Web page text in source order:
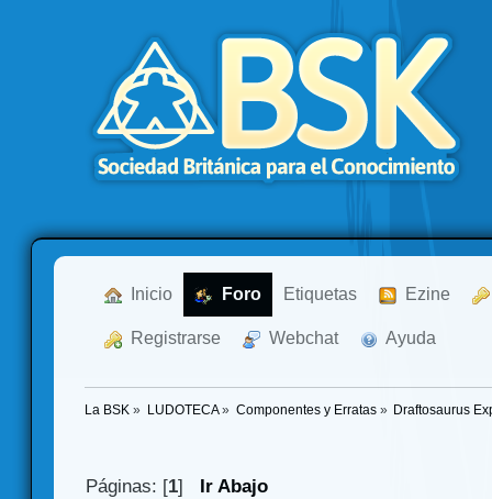
Inicio Foro Etiquetas Ezine
Registrarse Webchat Ayuda
La BSK » LUDOTECA» Componentes y Erratas» Draftosaurus
Páginas: [1] Ir Abajo